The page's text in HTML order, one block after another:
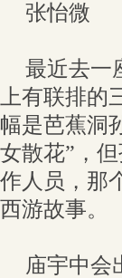
张怡微
最近去一
上有联排
幅是芭蕉洞
女散花”，
作人员，那
西游故事。
庙宇中会